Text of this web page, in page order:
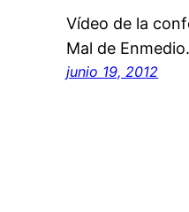
Vídeo de la
Mal de Enmedio.
junio 19, 2012